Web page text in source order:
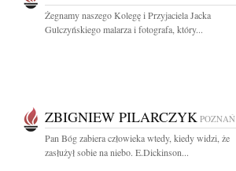
Żegnamy naszego Kolegę i Przyjaciela Jacka
Gulczyńskiego malarza i fotografa, który...
ZBIGNIEW PILARCZYK POZNAŃ
Pan Bóg zabiera człowieka wtedy, kiedy widzi, że
zasłużył sobie na niebo. E.Dickinson...